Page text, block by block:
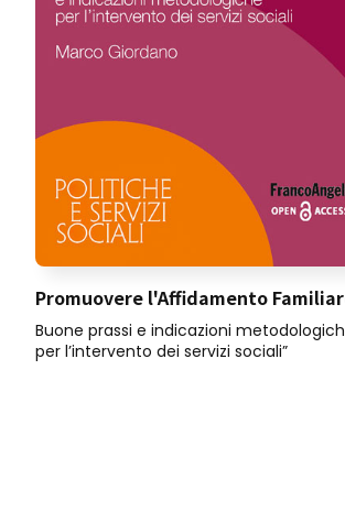
Promuovere l'Affidamento
Buone prassi e indicazioni
per l’intervento dei servizi sociali”